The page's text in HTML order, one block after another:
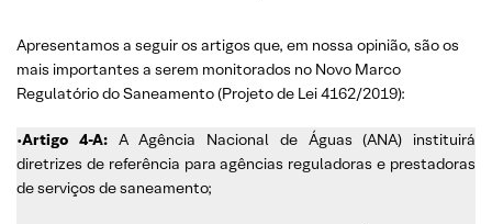
Apresentamos a seguir os artigos que, em nossa opinião, são os
mais importantes a serem monitorados no Novo Marco
Regulatório do Saneamento (Projeto de Lei 4162/2019):
•Artigo 4-A: A Agência Nacional de Águas (ANA) instituirá
diretrizes de referência para agências reguladoras e prestadoras
de serviços de saneamento;